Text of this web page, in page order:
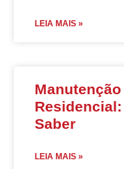
LEIA MAIS »
Saber
LEIA MAIS »